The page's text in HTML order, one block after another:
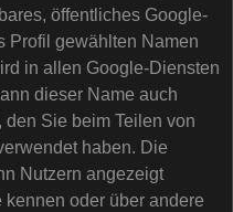
öffentliches Google-
Profil gewählten Namen
in allen Google-Diensten
dieser Name auch
Sie beim Teilen von
haben. Die
Nutzern angezeigt
oder über andere